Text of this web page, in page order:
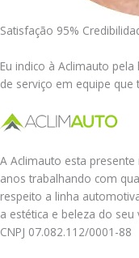
Satisfação 95%
Eu indico à Aclimauto
de serviço em equipe
A Aclimauto esta
anos trabalhando com
respeito a linha
a estética e beleza do seu
CNPJ 07.082.112/0001-88